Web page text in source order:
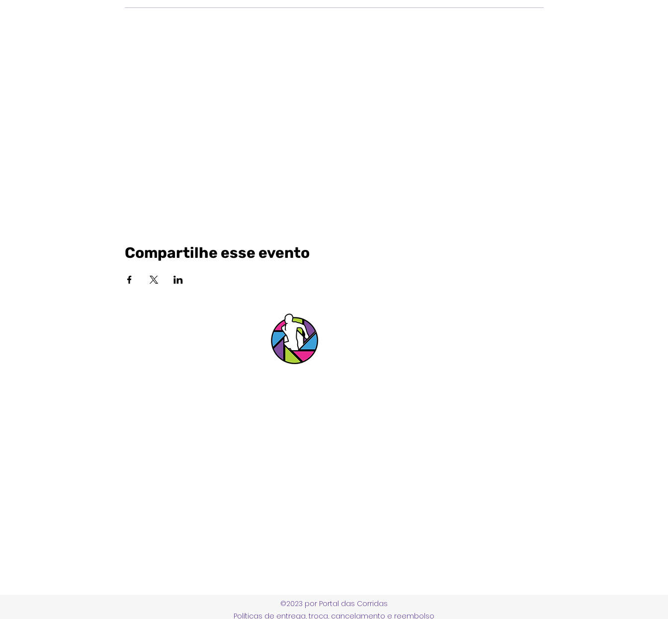
Compartilhe esse evento
©2023 por Portal das Corridas
Políticas de entrega, troca, cancelamento e reembolso